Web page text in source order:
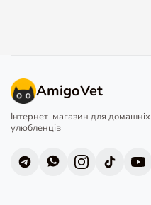
AmigoVet
Інтернет-магазин для домашніх
улюбленців